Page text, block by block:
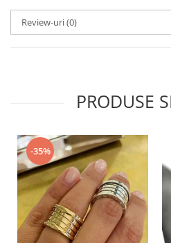
Review-uri(0)
PRODUSE
-35%